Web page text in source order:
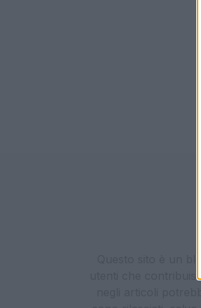
Questo sito è un
utenti che